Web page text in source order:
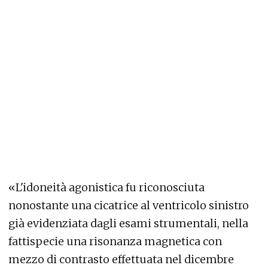
«L'idoneità agonistica fu riconosciuta
nonostante una cicatrice al ventricolo sinistro
già evidenziata dagli esami strumentali, nella
fattispecie una risonanza magnetica con
mezzo di contrasto effettuata nel dicembre